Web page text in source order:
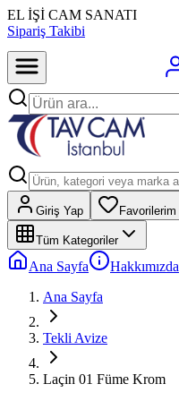
EL İŞİ CAM SANATI
Sipariş Takibi
Giriş Yap Favorilerim
Tüm Kategoriler
Ana Sayfa Hakkımızda
Ana Sayfa
Tekli Avize
Laçin 01 Füme Krom